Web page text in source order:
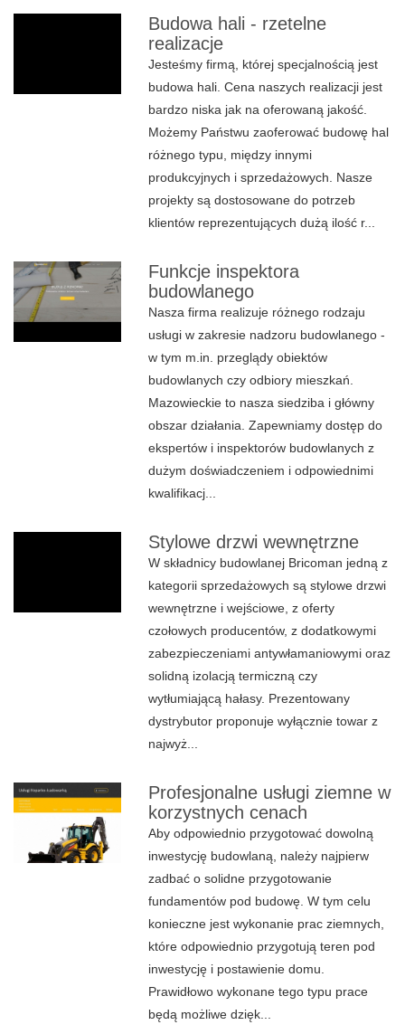
Budowa hali - rzetelne
realizacje
Jesteśmy firmą, której specjalnością jest
budowa hali. Cena naszych realizacji jest
bardzo niska jak na oferowaną jakość.
Możemy Państwu zaoferować budowę hal
różnego typu, między innymi
produkcyjnych i sprzedażowych. Nasze
projekty są dostosowane do potrzeb
klientów reprezentujących dużą ilość r...
Funkcje inspektora
budowlanego
Nasza firma realizuje różnego rodzaju
usługi w zakresie nadzoru budowlanego -
w tym m.in. przeglądy obiektów
budowlanych czy odbiory mieszkań.
Mazowieckie to nasza siedziba i główny
obszar działania. Zapewniamy dostęp do
ekspertów i inspektorów budowlanych z
dużym doświadczeniem i odpowiednimi
kwalifikacj...
Stylowe drzwi wewnętrzne
W składnicy budowlanej Bricoman jedną z
kategorii sprzedażowych są stylowe drzwi
wewnętrzne i wejściowe, z oferty
czołowych producentów, z dodatkowymi
zabezpieczeniami antywłamaniowymi oraz
solidną izolacją termiczną czy
wytłumiającą hałasy. Prezentowany
dystrybutor proponuje wyłącznie towar z
najwyż...
Profesjonalne usługi ziemne w
korzystnych cenach
Aby odpowiednio przygotować dowolną
inwestycję budowlaną, należy najpierw
zadbać o solidne przygotowanie
fundamentów pod budowę. W tym celu
konieczne jest wykonanie prac ziemnych,
które odpowiednio przygotują teren pod
inwestycję i postawienie domu.
Prawidłowo wykonane tego typu prace
będą możliwe dzięk...